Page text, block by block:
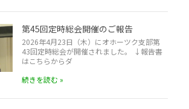
第45回定時総会開催のご報告
2026年4月23日（木）にオホーツク支部第
43回定時総会が開催されました。 ↓報告書
はこちらからダ
続きを読む »